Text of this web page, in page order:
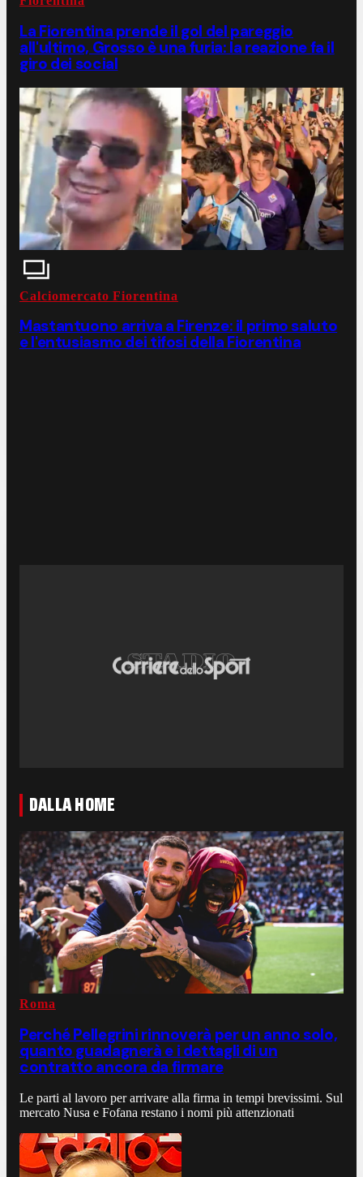
La Fiorentina prende il gol del pareggio
all'ultimo, Grosso è una furia: la reazione fa il
giro dei social
Calciomercato Fiorentina
Mastantuono arriva a Firenze: il primo saluto
e l'entusiasmo dei tifosi della Fiorentina
DALLA HOME
Roma
Perché Pellegrini rinnoverà per un anno solo,
quanto guadagnerà e i dettagli di un
contratto ancora da firmare
Le parti al lavoro per arrivare alla firma in tempi brevissimi. Sul
mercato Nusa e Fofana restano i nomi più attenzionati